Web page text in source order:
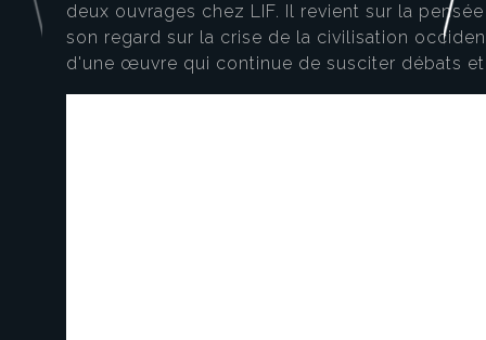
deux ouvrages chez LIF. Il revient sur la
son regard sur la crise de la civilisation
d'une œuvre qui continue de susciter débats